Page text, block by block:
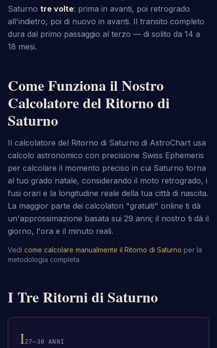
Saturno tre volte: prima in avanti, poi retrogrado
all'indietro, poi di nuovo in avanti. Il transito completo
dura dal primo passaggio al terzo — di solito da 14 a
18 mesi.
Come Funziona il Nostro
Calcolatore del Ritorno di
Saturno
Il calcolatore del Ritorno di Saturno di AstroChart usa
calcolo astronomico con precisione Swiss Ephemeris
per calcolare il momento preciso in cui Saturno torna
al tuo grado natale, considerando il moto retrogrado, i
fusi orari e la longitudine reale della tua città di nascita.
La maggior parte dei calcolatori "gratuiti" online ti dà
un'approssimazione basata sui 29 anni; il nostro ti dà il
giorno, l'ora e il minuto reali.
Vedi come calcolare manualmente il Ritorno di Saturno per la
metodologia completa.
I Tre Ritorni di Saturno
I27–30 ANNI